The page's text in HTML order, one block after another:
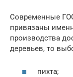
Современные
привязаны
производства
деревьев, то
пихта;